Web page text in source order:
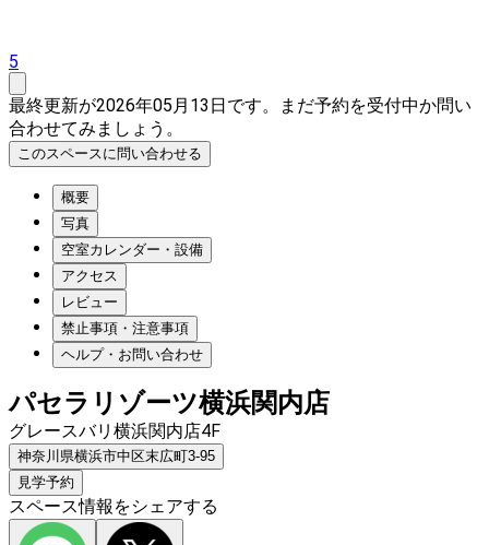
5
最終更新が2026年05月13日です。まだ予約を受付中か問い
合わせてみましょう。
このスペースに問い合わせる
概要
写真
空室カレンダー・設備
アクセス
レビュー
禁止事項・注意事項
ヘルプ・お問い合わせ
パセラリゾーツ横浜関内店
グレースバリ横浜関内店4F
神奈川県横浜市中区末広町3-95
見学予約
スペース情報をシェアする